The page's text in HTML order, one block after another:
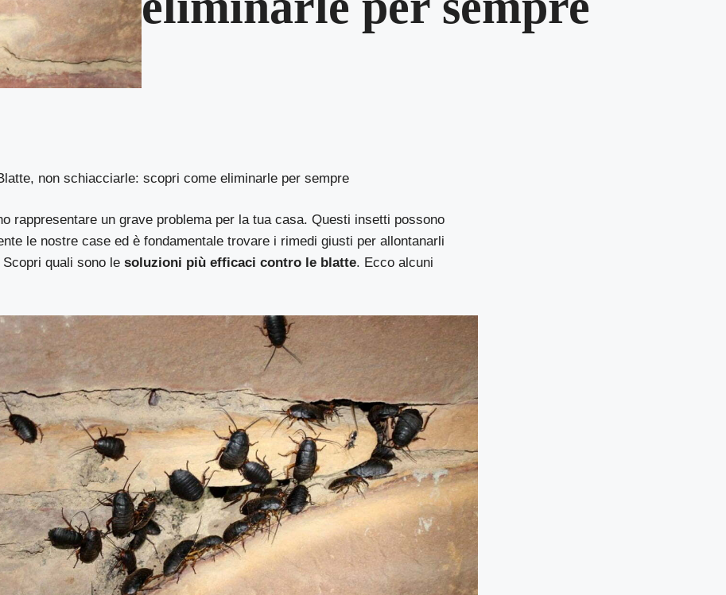
non schiacciarle: scopri come eliminarle per sempre
rappresentare un grave problema per la tua casa. Questi insetti possono
le nostre case ed è fondamentale trovare i rimedi giusti per allontanarli
quali sono le soluzioni più efficaci contro le blatte. Ecco alcuni